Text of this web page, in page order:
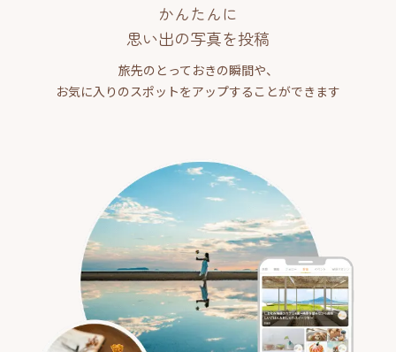
かんたんに
思い出の写真を投稿
旅先のとっておきの瞬間や、
お気に入りのスポットをアップすることができます